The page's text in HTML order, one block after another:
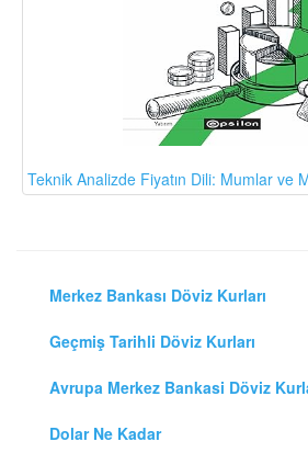
Teknik Analizde Fiyatın Dili: Mumlar ve
Merkez Bankası Döviz Kurları
Geçmiş Tarihli Döviz Kurları
Avrupa Merkez Bankasi Döviz
Dolar Ne Kadar